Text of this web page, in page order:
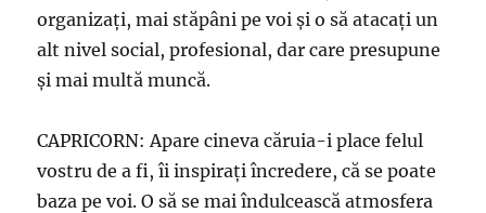
organizaţi, mai stăpâni pe voi şi o să atacaţi un
alt nivel social, profesional, dar care presupune
şi mai multă muncă.
CAPRICORN: Apare cineva căruia-i place felul
vostru de a fi, îi inspiraţi încredere, că se poate
baza pe voi. O să se mai îndulcească atmosfera